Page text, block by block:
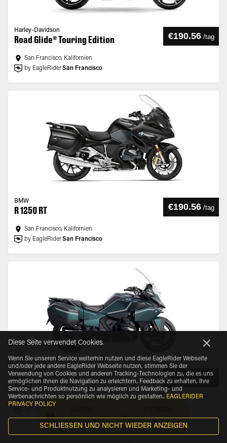
Harley-Davidson
Road Glide® Touring Edition €190.56 /tag
San Francisco, Kalifornien
by EagleRiderSan Francisco
BMW
R 1250 RT €190.56 /tag
San Francisco, Kalifornien
by EagleRiderSan Francisco
BMW
R 1300 RT €238.20 /tag
San Francisco, Kalifornien
ANZEIGEN
NACH
Diese Seite verwendet Cookies.
Wenn Sie unseren Service weiterhin nutzen und diese EagleRider Webseite
und/oder jede andere EagleRider Webseite nutzen, stimmen Sie der
Verwendung von Cookies und anderen Tracking-Technologien zu, die es uns
ermöglichen Ihnen die Navigation zu erleichtern, Feedback zu erhalten, Ihre
Service- und Produktnutzung zu analysieren und Marketing- und
Werbenachrichten so persönlich wie möglich zu gestalten.. EAGLERIDER
PRIVACY POLICY
SCHLIESSEN UND NICHT WIEDER ANZEIGEN